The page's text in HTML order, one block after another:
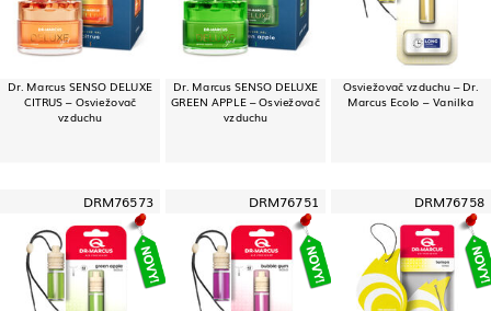
Dr. Marcus SENSO DELUXE
CITRUS – Osviežovač
vzduchu
Dr. Marcus SENSO DELUXE
GREEN APPLE – Osviežovač
vzduchu
Osviežovač vzduchu – Dr.
Marcus Ecolo – Vanilka
DRM76573 DRM76751 DRM76758